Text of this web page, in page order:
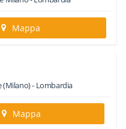
Mappa
(Milano) - Lombardia
Mappa